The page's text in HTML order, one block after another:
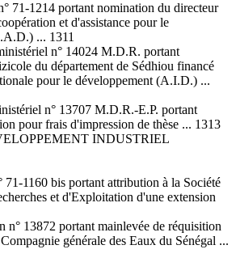
71-1214 portant nomination du directeur
et d'assistance pour le
... 1311
n° 14024 M.D.R. portant
du département de Sédhiou financé
pour le développement (A.I.D.) ...
n° 13707 M.D.R.-E.P. portant
pour frais d'impression de thèse ... 1313
INDUSTRIEL
71-1160 bis portant attribution à la Société
et d'Exploitation d'une extension
n° 13872 portant mainlevée de réquisition
générale des Eaux du Sénégal ...